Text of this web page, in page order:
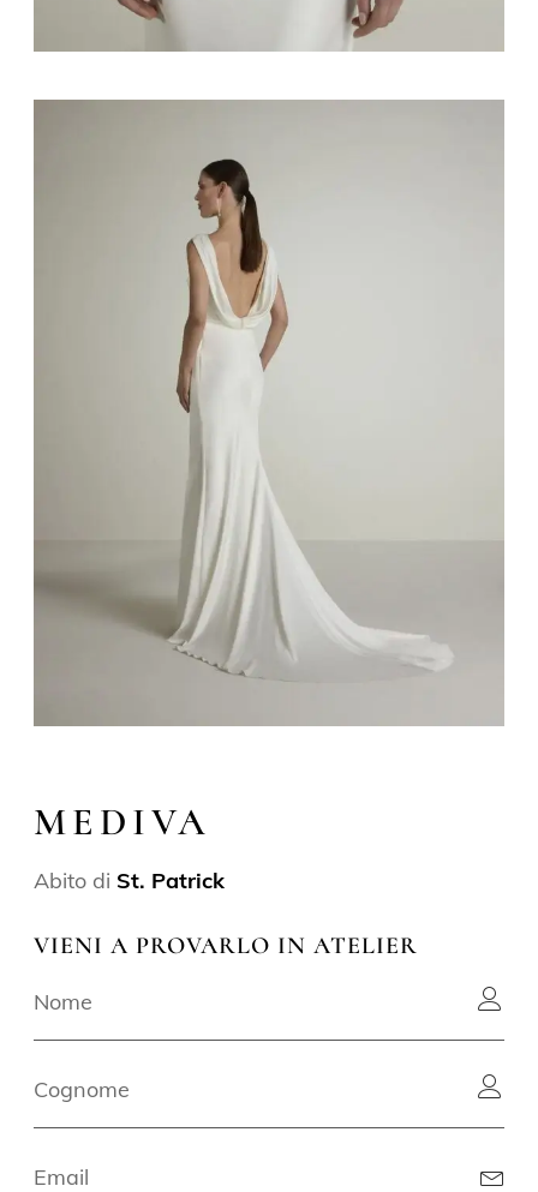
MEDIVA
Abito di St. Patrick
VIENI A PROVARLO IN ATELIER